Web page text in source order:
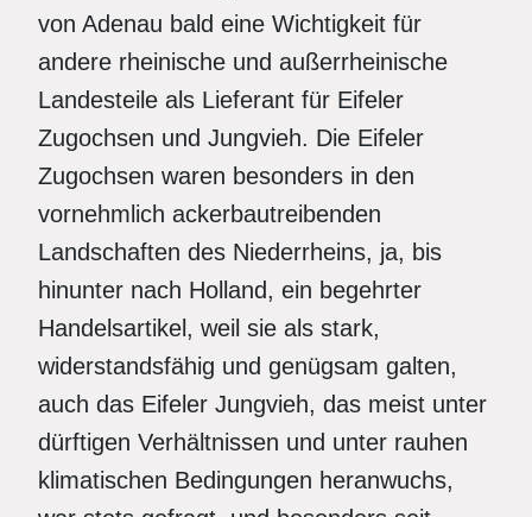
von Adenau bald eine Wichtigkeit für
andere rheinische und außerrheinische
Landesteile als Lieferant für Eifeler
Zugochsen und Jungvieh. Die Eifeler
Zugochsen waren besonders in den
vornehmlich ackerbautreibenden
Landschaften des Niederrheins, ja, bis
hinunter nach Holland, ein begehrter
Handelsartikel, weil sie als stark,
widerstandsfähig und genügsam galten,
auch das Eifeler Jungvieh, das meist unter
dürftigen Verhältnissen und unter rauhen
klimatischen Bedingungen heranwuchs,